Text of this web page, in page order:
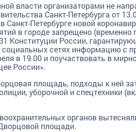
власти организаторами не
Санкт-Петербурга от
Петербурге новой
в городе запрещено (временно
Конституции России,
социальных сетях информацию с
в 19.00 и поучаствовать в
России».
площадь, подходы к ней
уборочной и спецтехники
органов
площади.